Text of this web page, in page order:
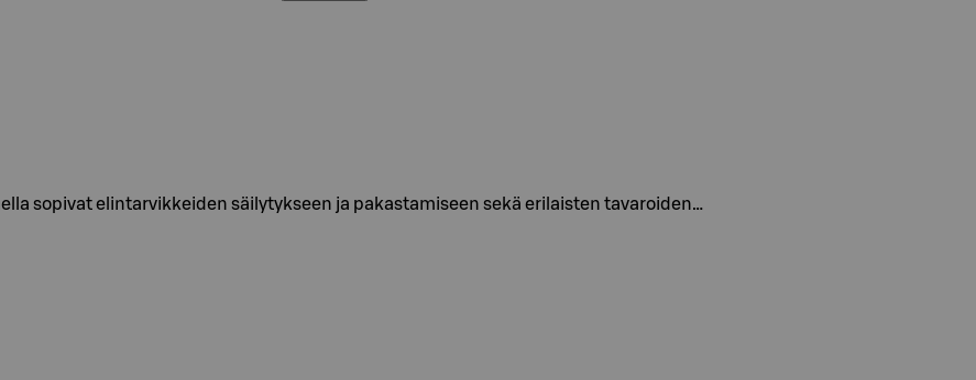
sopivat elintarvikkeiden säilytykseen ja pakastamiseen sekä erilaisten tavaroiden…